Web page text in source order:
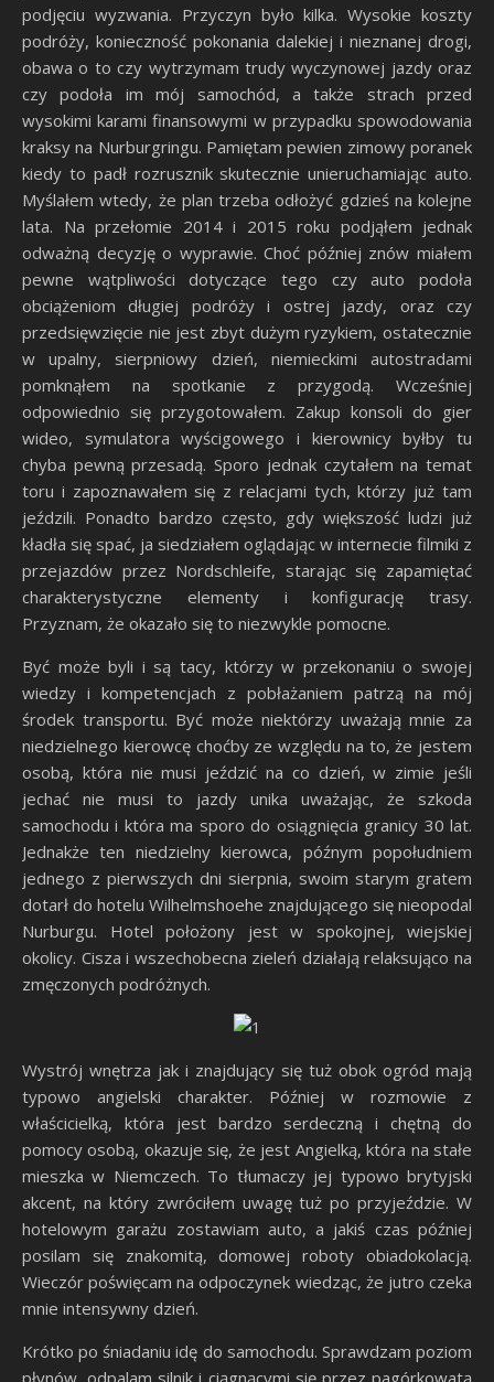
podjęciu wyzwania. Przyczyn było kilka. Wysokie koszty
podróży, konieczność pokonania dalekiej i nieznanej drogi,
obawa o to czy wytrzymam trudy wyczynowej jazdy oraz
czy podoła im mój samochód, a także strach przed
wysokimi karami finansowymi w przypadku spowodowania
kraksy na Nurburgringu. Pamiętam pewien zimowy poranek
kiedy to padł rozrusznik skutecznie unieruchamiając auto.
Myślałem wtedy, że plan trzeba odłożyć gdzieś na kolejne
lata. Na przełomie 2014 i 2015 roku podjąłem jednak
odważną decyzję o wyprawie. Choć później znów miałem
pewne wątpliwości dotyczące tego czy auto podoła
obciążeniom długiej podróży i ostrej jazdy, oraz czy
przedsięwzięcie nie jest zbyt dużym ryzykiem, ostatecznie
w upalny, sierpniowy dzień, niemieckimi autostradami
pomknąłem na spotkanie z przygodą. Wcześniej
odpowiednio się przygotowałem. Zakup konsoli do gier
wideo, symulatora wyścigowego i kierownicy byłby tu
chyba pewną przesadą. Sporo jednak czytałem na temat
toru i zapoznawałem się z relacjami tych, którzy już tam
jeździli. Ponadto bardzo często, gdy większość ludzi już
kładła się spać, ja siedziałem oglądając w internecie filmiki z
przejazdów przez Nordschleife, starając się zapamiętać
charakterystyczne elementy i konfigurację trasy.
Przyznam, że okazało się to niezwykle pomocne.
Być może byli i są tacy, którzy w przekonaniu o swojej
wiedzy i kompetencjach z pobłażaniem patrzą na mój
środek transportu. Być może niektórzy uważają mnie za
niedzielnego kierowcę choćby ze względu na to, że jestem
osobą, która nie musi jeździć na co dzień, w zimie jeśli
jechać nie musi to jazdy unika uważając, że szkoda
samochodu i która ma sporo do osiągnięcia granicy 30 lat.
Jednakże ten niedzielny kierowca, późnym popołudniem
jednego z pierwszych dni sierpnia, swoim starym gratem
dotarł do hotelu Wilhelmshoehe znajdującego się nieopodal
Nurburgu. Hotel położony jest w spokojnej, wiejskiej
okolicy. Cisza i wszechobecna zieleń działają relaksująco na
zmęczonych podróżnych.
Wystrój wnętrza jak i znajdujący się tuż obok ogród mają
typowo angielski charakter. Później w rozmowie z
właścicielką, która jest bardzo serdeczną i chętną do
pomocy osobą, okazuje się, że jest Angielką, która na stałe
mieszka w Niemczech. To tłumaczy jej typowo brytyjski
akcent, na który zwróciłem uwagę tuż po przyjeździe. W
hotelowym garażu zostawiam auto, a jakiś czas później
posilam się znakomitą, domowej roboty obiadokolacją.
Wieczór poświęcam na odpoczynek wiedząc, że jutro czeka
mnie intensywny dzień.
Krótko po śniadaniu idę do samochodu. Sprawdzam poziom
płynów, odpalam silnik i ciągnącymi się przez pagórkowatą